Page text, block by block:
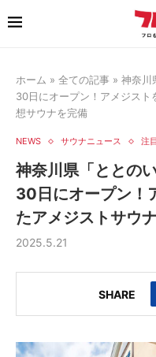
ホーム » 全ての記事 » 神奈川
30日にオープン！アメジス
想サウナを完備
NEWS サウナニュース 注
神奈川県「ととの
30日にオープン！
たアメジストサウ
2025.5.21
SHARE